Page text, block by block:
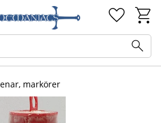
markörer